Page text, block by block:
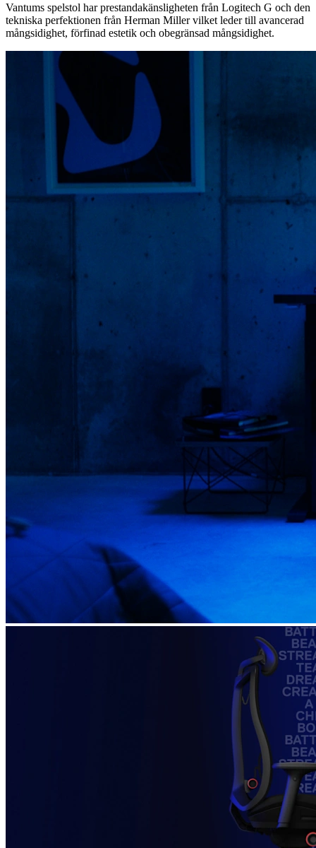
Vantums spelstol har prestandakänsligheten från Logitech G och den
tekniska perfektionen från Herman Miller vilket leder till avancerad
mångsidighet, förfinad estetik och obegränsad mångsidighet.